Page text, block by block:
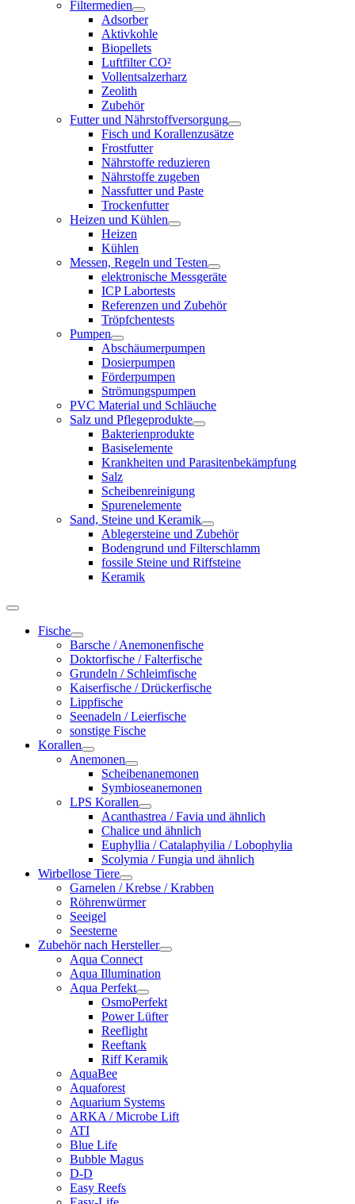
Filtermedien
Adsorber
Aktivkohle
Biopellets
Luftfilter CO²
Vollentsalzerharz
Zeolith
Zubehör
Futter und Nährstoffversorgung
Fisch und Korallenzusätze
Frostfutter
Nährstoffe reduzieren
Nährstoffe zugeben
Nassfutter und Paste
Trockenfutter
Heizen und Kühlen
Heizen
Kühlen
Messen, Regeln und Testen
elektronische Messgeräte
ICP Labortests
Referenzen und Zubehör
Tröpfchentests
Pumpen
Abschäumerpumpen
Dosierpumpen
Förderpumpen
Strömungspumpen
PVC Material und Schläuche
Salz und Pflegeprodukte
Bakterienprodukte
Basiselemente
Krankheiten und Parasitenbekämpfung
Salz
Scheibenreinigung
Spurenelemente
Sand, Steine und Keramik
Ablegersteine und Zubehör
Bodengrund und Filterschlamm
fossile Steine und Riffsteine
Keramik
Fische
Barsche / Anemonenfische
Doktorfische / Falterfische
Grundeln / Schleimfische
Kaiserfische / Drückerfische
Lippfische
Seenadeln / Leierfische
sonstige Fische
Korallen
Anemonen
Scheibenanemonen
Symbioseanemonen
LPS Korallen
Acanthastrea / Favia und ähnlich
Chalice und ähnlich
Euphyllia / Catalaphyilia / Lobophylia
Scolymia / Fungia und ähnlich
Wirbellose Tiere
Garnelen / Krebse / Krabben
Röhrenwürmer
Seeigel
Seesterne
Zubehör nach Hersteller
Aqua Connect
Aqua Illumination
Aqua Perfekt
OsmoPerfekt
Power Lüfter
Reeflight
Reeftank
Riff Keramik
AquaBee
Aquaforest
Aquarium Systems
ARKA / Microbe Lift
ATI
Blue Life
Bubble Magus
D-D
Easy Reefs